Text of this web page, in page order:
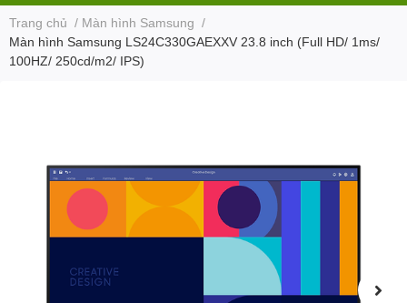
Trang chủ / Màn hình Samsung /
Màn hình Samsung LS24C330GAEXXV 23.8 inch (Full HD/ 1ms/
100HZ/ 250cd/m2/ IPS)